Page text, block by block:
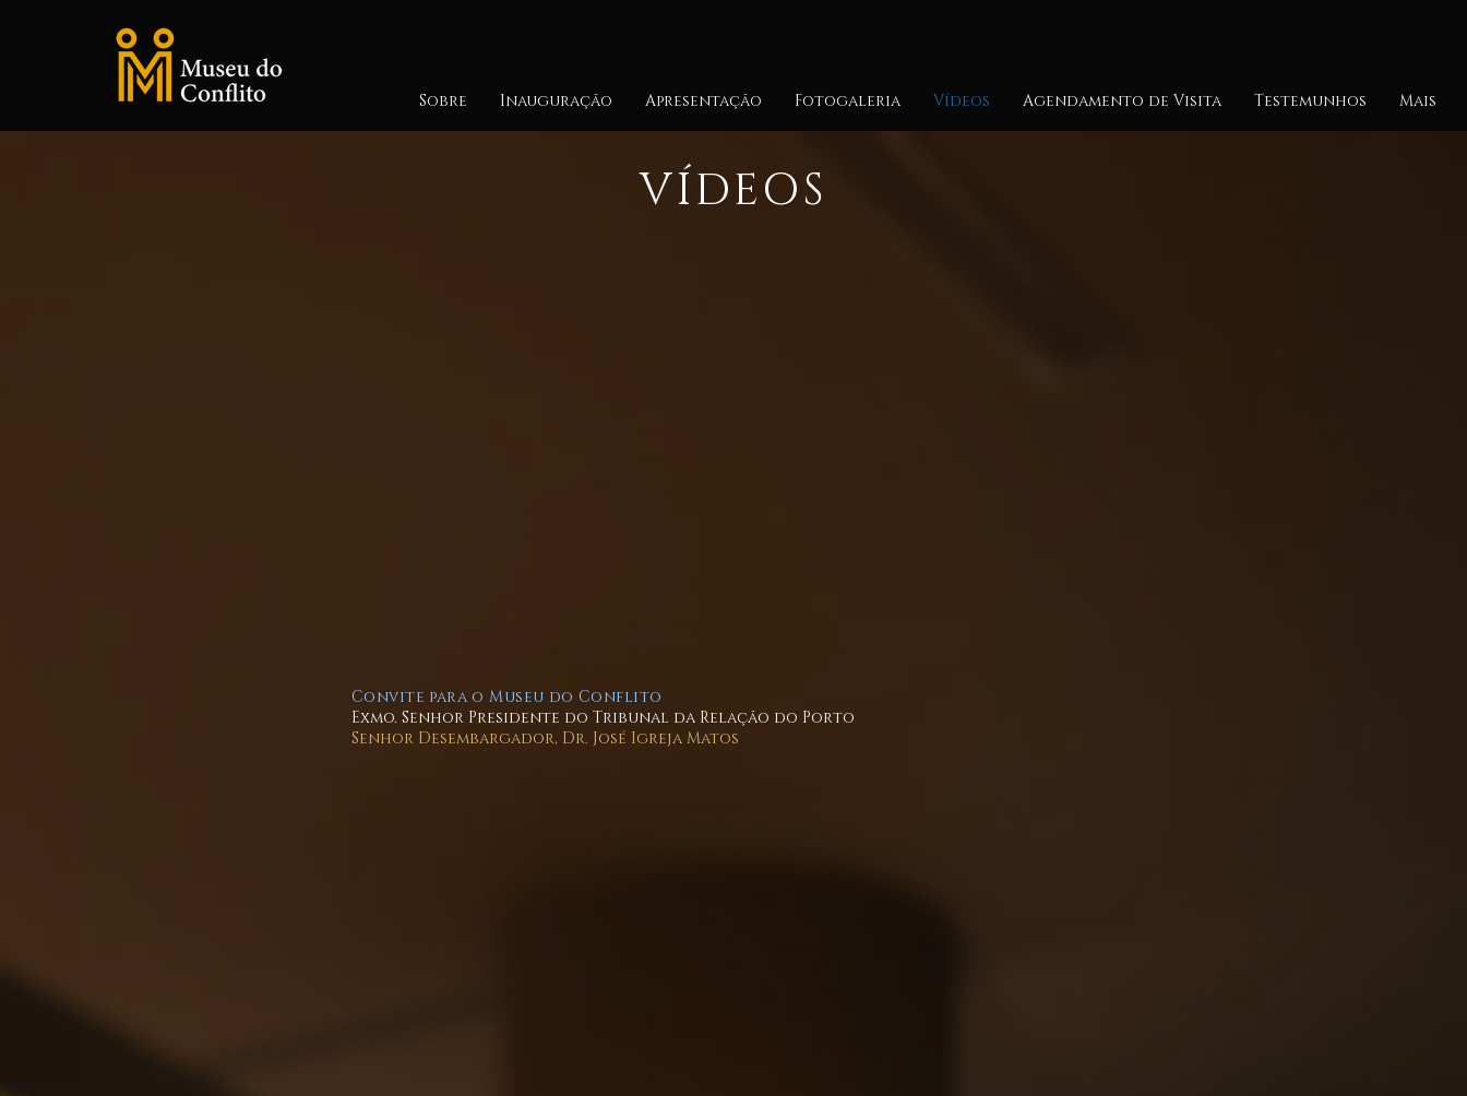
Sobre Inauguração Apresentação Fotogaleria Vídeos Agendamento de Visita Testemunhos Mais
VÍDEOS
Convite para o Museu do Conflito
Exmo. Senhor Presidente do Tribunal da Relação do Porto
Senhor Desembargador, Dr. José Igreja Matos